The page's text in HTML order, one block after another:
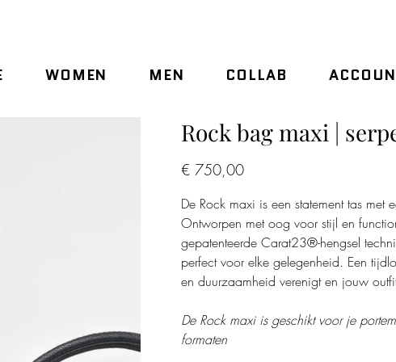
WOMEN MEN COLLAB
Rock bag maxi |
€ 750,00
De Rock maxi is een statement tas
Ontworpen met oog voor stijl en
gepatenteerde Carat23®-hengsel
perfect voor elke gelegenheid. Een
en duurzaamheid verenigt en jouw
De Rock maxi is geschikt voor je
formaten